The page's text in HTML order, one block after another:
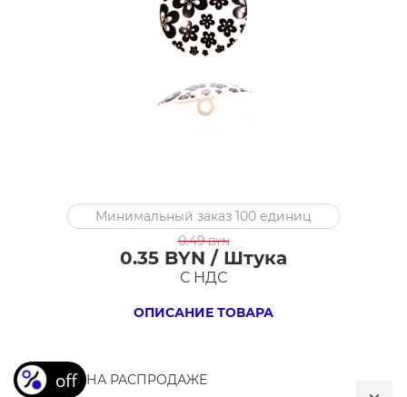
ВР410
Пуговица
пластмассовый
Минимальный заказ 100 единиц
0.49BYN
0.35 BYN / Штука
С НДС
ОПИСАНИЕ ТОВАРА
НА РАСПРОДАЖЕ